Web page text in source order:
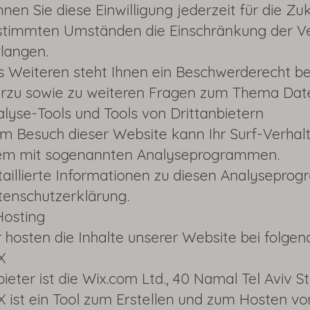
Sie diese Einwilligung jederzeit für die
Umständen die Einschränkung der
Weiteren steht Ihnen ein Beschwerderecht
sowie zu weiteren Fragen zum Thema
Tools und Tools von Drittanbietern
Besuch dieser Website kann Ihr Surf-
mit sogenannten Analyseprogrammen.
Informationen zu diesen
hosten die Inhalte unserer Website bei
ist die Wix.com Ltd., 40 Namal Tel Aviv
ist ein Tool zum Erstellen und zum Hosten